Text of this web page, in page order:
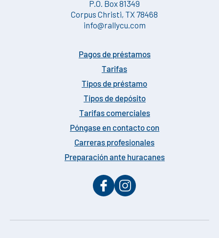
P.O. Box 81349
Corpus Christi, TX 78468
info@rallycu.com
Pagos de préstamos
Tarifas
Tipos de préstamo
Tipos de depósito
Tarifas comerciales
Póngase en contacto con
Carreras profesionales
Preparación ante huracanes